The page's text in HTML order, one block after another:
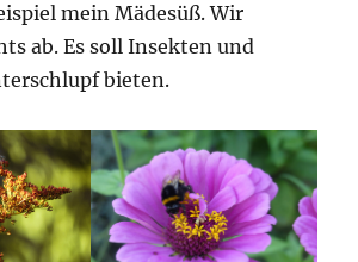
mein Mädesüß. Wir
ab. Es soll Insekten und
bieten.